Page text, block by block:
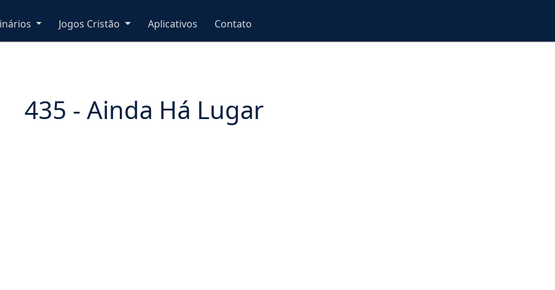
Jogos Cristão Aplicativos Contato
435 - Ainda Há Lugar